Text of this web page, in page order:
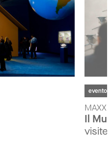
evento
Il
visite